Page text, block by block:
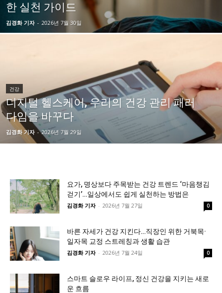
한 실천 가이드
김경화 기자 - 2026년 7월 30일
건강
디지털 헬스케어, 우리의 건강 관리 패러
다임을 바꾸다
김경화 기자 - 2026년 7월 29일
요가, 명상보다 주목받는 건강 트렌드 ‘마음챙김
걷기’…일상에서도 쉽게 실천하는 방법은
김경화 기자 - 2026년 7월 27일 0
바른 자세가 건강 지킨다…직장인 위한 거북목·
일자목 교정 스트레칭과 생활 습관
김경화 기자 - 2026년 7월 24일 0
스마트 슬로우 라이프, 정신 건강을 지키는 새로
운 흐름